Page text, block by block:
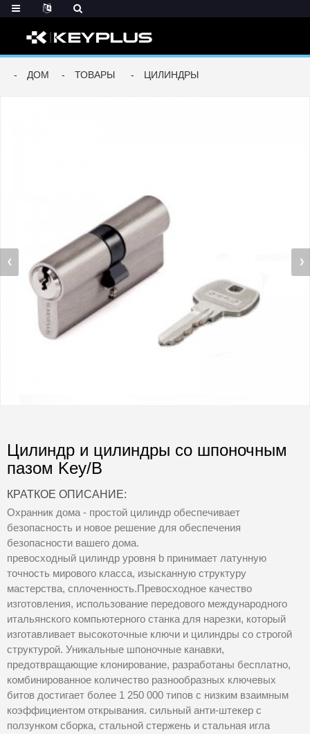
ДОМ ТОВАРЫ ЦИЛИНДРЫ
Цилиндр и цилиндры со шпоночным
пазом Key/B
КРАТКОЕ ОПИСАНИЕ:
Охранник дома - простой цилиндр обеспечивает
безопасность и новое решение для обеспечения
безопасности вашего дома.
превосходный цилиндр уровня b принимает латунную
точность мирового класса, изысканную структуру
мастерства, сплоченность.Превосходное качество
изготовления, использование передового международного
итальянского компьютерного станка для нарезки, который
изготавливает высокоточные ключи и цилиндры со строгой
структурой. Уникальные шпоночные канавки,
предотвращающие клонирование, разработаны бесплатно,
комбинированное количество разнообразных ключевых
битов достигает более 1 250 000 типов с низким взаимным
коэффициентом открывания. сильный анти-штекер с
ползунком сборка, стальной стержень и стальная игла